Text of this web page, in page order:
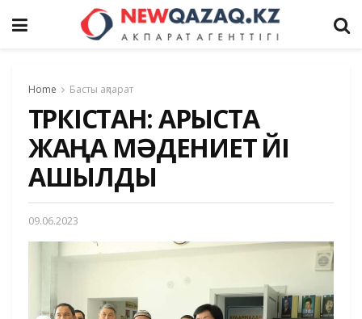
Home Басты ақпарат
ТҮРКІСТАН: АРЫСТА
ЖАҢА МӘДЕНИЕТ ҮЙІ
АШЫЛДЫ
09.06.2023